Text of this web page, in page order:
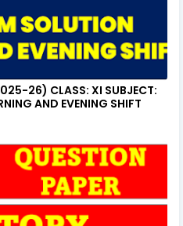
26) CLASS: XI SUBJECT:
AND EVENING SHIFT